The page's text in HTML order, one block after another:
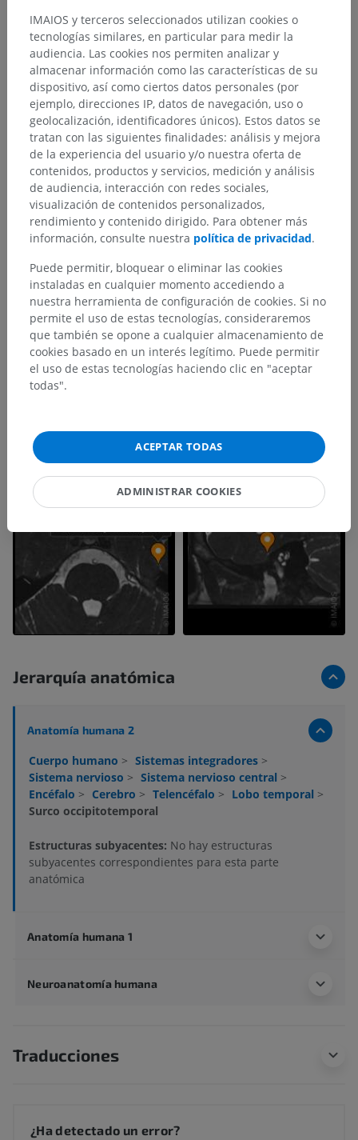
Jerarquía anatómica
Anatomía humana 2
Cuerpo humano > Sistemas integradores >
Sistema nervioso > Sistema nervioso central >
Encéfalo > Cerebro > Telencéfalo > Lobo temporal >
Surco occipitotemporal
Estructuras subyacentes: No hay estructuras
subyacentes correspondientes para esta parte
anatómica
Anatomía humana 1
Neuroanatomía humana
Traducciones
¿Ha detectado un error?
IMAIOS y terceros seleccionados utilizan cookies o
tecnologías similares, en particular para medir la
audiencia. Las cookies nos permiten analizar y
almacenar información como las características de su
dispositivo, así como ciertos datos personales (por
ejemplo, direcciones IP, datos de navegación, uso o
geolocalización, identificadores únicos). Estos datos se
tratan con las siguientes finalidades: análisis y mejora
de la experiencia del usuario y/o nuestra oferta de
contenidos, productos y servicios, medición y análisis
de audiencia, interacción con redes sociales,
visualización de contenidos personalizados,
rendimiento y contenido dirigido. Para obtener más
información, consulte nuestra política de privacidad.
Puede permitir, bloquear o eliminar las cookies
instaladas en cualquier momento accediendo a
nuestra herramienta de configuración de cookies. Si no
permite el uso de estas tecnologías, consideraremos
que también se opone a cualquier almacenamiento de
cookies basado en un interés legítimo. Puede permitir
el uso de estas tecnologías haciendo clic en "aceptar
todas".
ACEPTAR TODAS
ADMINISTRAR COOKIES